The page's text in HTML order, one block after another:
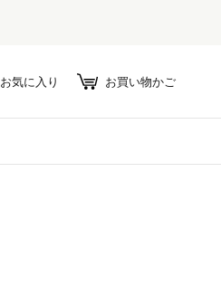
お気に入り お買い物かご